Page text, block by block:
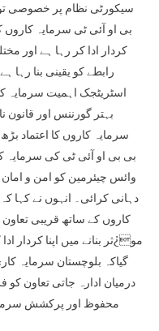
سیکورٹی نظام پر خصوصی
بی او آئی ٹی سرمایہ
کردار ادا کر رہا ہے اور
رابطے کو یقینی بنا
اسٹریٹجک اہمیت سرمایہ
بہتر گورننس اور قانون
سرمایہ کاروں کا اعتماد
بی بی او آئی ٹی کی
وائس چیئرمین کو امن و
دہانی کرائی۔ انہوں نے کہا
کاروں کے ساتھ قریبی
مو¿ثر بنانے میں اپنا کردار
گیاکہ بلوچستان سرمایہ
درمیان ادارہ جاتی تعاون کو
محفوظ اور پرکشش